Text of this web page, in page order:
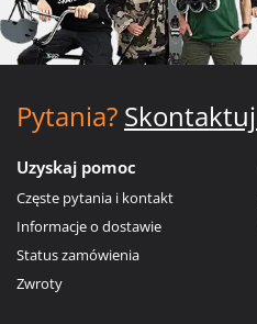
Pytania?
Uzyskaj pomoc
Częste pytania i kontakt
Informacje o dostawie
Status zamówienia
Zwroty